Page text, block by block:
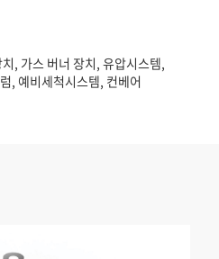
, 가스 버너 장치, 유압시스템,
, 예비세척시스템, 컨베어